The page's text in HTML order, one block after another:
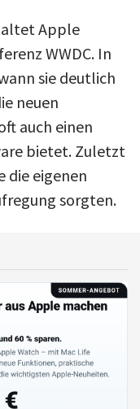
Apple
WWDC. In
sie deutlich
neuen
auch einen
bietet. Zuletzt
die eigenen
sorgten.